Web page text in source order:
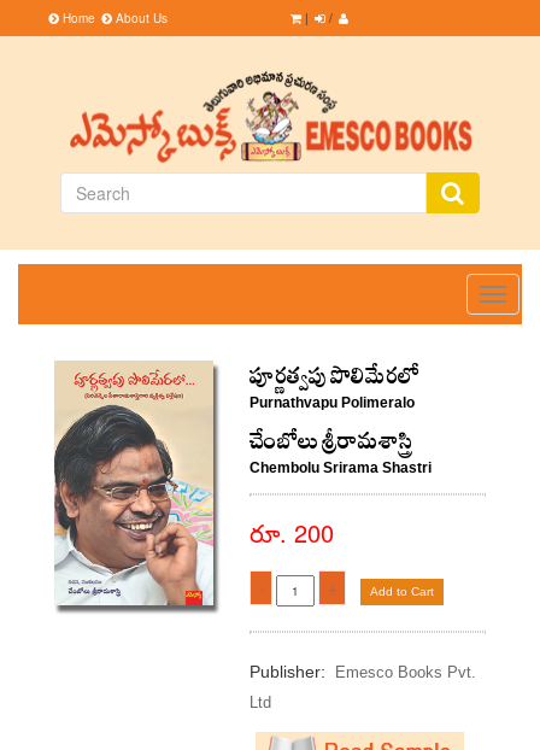
Home About Us | /
Toggle
పూర్ణత్వపు పొలిమేరలో
Purnathvapu Polimeralo
చేంబోలు శ్రీరామశాస్త్రి
Chembolu Srirama Shastri
రూ. 200
- + Add to Cart
Publisher:
Emesco Books Pvt.
Ltd